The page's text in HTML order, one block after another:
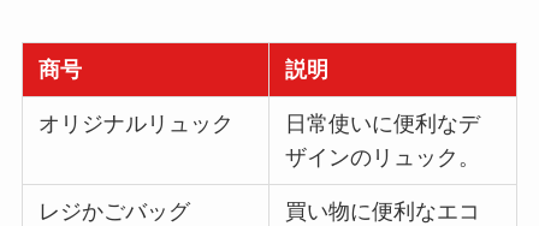
商号 説明
オリジナルリュック
日常使いに便利なデ
ザインのリュック。
レジかごバッグ
買い物に便利なエコ